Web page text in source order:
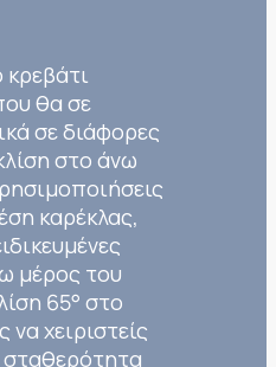
κρεβάτι
θα σε
σε διάφορες
στο άνω
καρέκλας,
μέρος του
65° στο
χειριστείς
σταθερότητα